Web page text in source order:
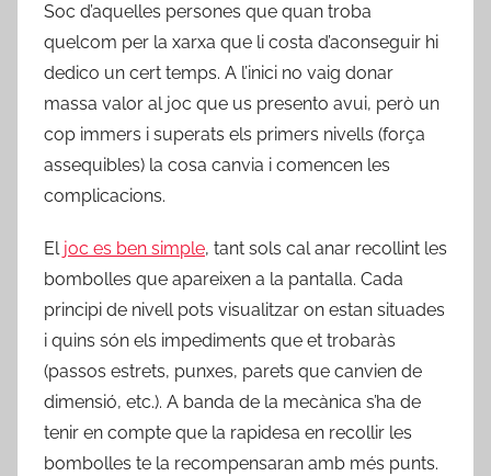
Soc d’aquelles persones que quan troba
quelcom per la xarxa que li costa d’aconseguir hi
dedico un cert temps. A l’inici no vaig donar
massa valor al joc que us presento avui, però un
cop immers i superats els primers nivells (força
assequibles) la cosa canvia i comencen les
complicacions.
El joc es ben simple, tant sols cal anar recollint les
bombolles que apareixen a la pantalla. Cada
principi de nivell pots visualitzar on estan situades
i quins són els impediments que et trobaràs
(passos estrets, punxes, parets que canvien de
dimensió, etc.). A banda de la mecànica s’ha de
tenir en compte que la rapidesa en recollir les
bombolles te la recompensaran amb més punts.